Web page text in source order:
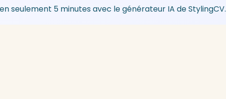
en seulement 5 minutes avec le générateur IA de StylingCV.